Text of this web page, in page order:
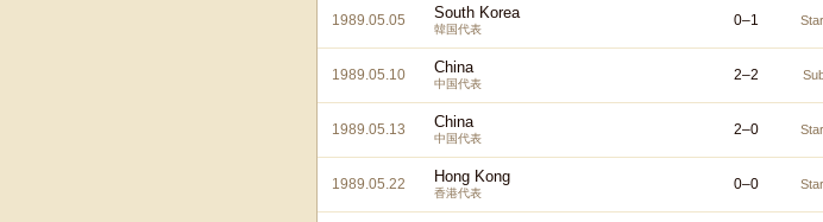
1989.05.05 South Korea
韓国代表
0–1
1989.05.10 China
中国代表
2–2
1989.05.13 China
中国代表
2–0
1989.05.22 Hong Kong
香港代表
0–0